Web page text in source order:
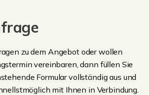
zu dem Angebot oder wollen
vereinbaren, dann füllen Sie
Formular vollständig aus und
mit Ihnen in Verbindung.